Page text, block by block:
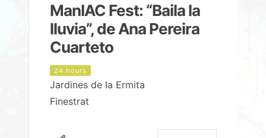
ManIAC Fest: “Baila la
lluvia”, de Ana Pereira
Cuarteto
24 hours
Jardines de la Ermita
Finestrat